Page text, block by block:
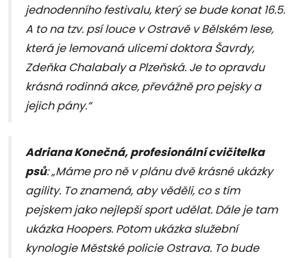
jednodenního festivalu, který se bude konat 16.5.
A to na tzv. psí louce v Ostravě v Bělském lese,
která je lemovaná ulicemi doktora Šavrdy,
Zdeňka Chalabaly a Plzeňská. Je to opravdu
krásná rodinná akce, převážně pro pejsky a
jejich pány.“
Adriana Konečná, profesionální cvičitelka
psů: „Máme pro ně v plánu dvě krásné ukázky
agility. To znamená, aby věděli, co s tím
pejskem jako nejlepší sport udělat. Dále je tam
ukázka Hoopers. Potom ukázka služební
kynologie Městské policie Ostrava. To bude